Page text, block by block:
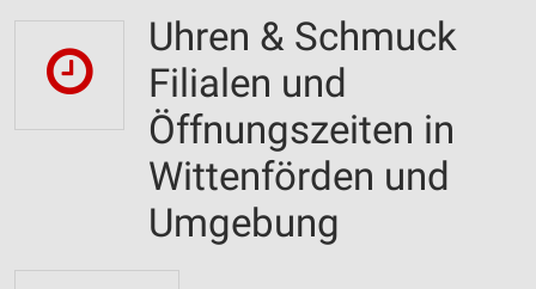
Uhren & Schmuck
Filialen und
Öffnungszeiten in
Wittenförden und
Umgebung